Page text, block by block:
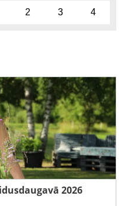
2 3 4
2026